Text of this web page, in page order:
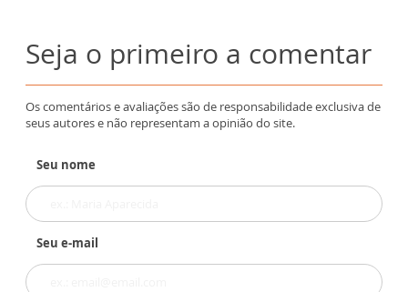
Seja o primeiro a comentar
Os comentários e avaliações são de responsabilidade exclusiva de
seus autores e não representam a opinião do site.
Seu nome
Seu e-mail